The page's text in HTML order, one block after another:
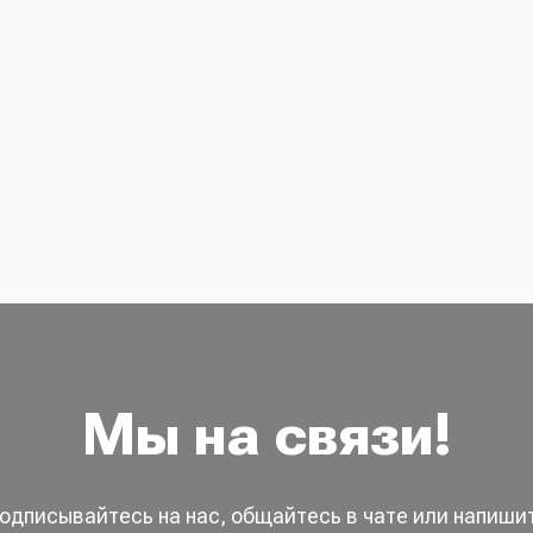
Мы на связи!
на нас, общайтесь в чате или